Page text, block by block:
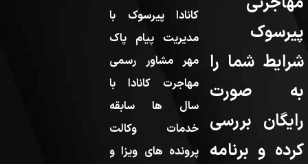
پیرسوک
شرایط شما را
به صورت
رایگان بررسی
کرده و برنامه
کانادا پیرسوک با
مدیریت پیام پاک
مهر مشاور رسمی
مهاجرت کانادا با
سال ها سابقه
خدمات وکالت
پرونده های ویزا و